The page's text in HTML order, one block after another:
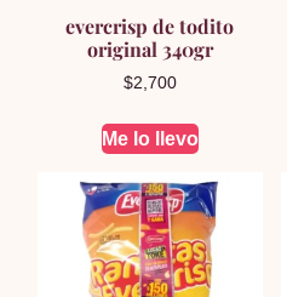
evercrisp de todito
original 340gr
$2,700
Me lo llevo